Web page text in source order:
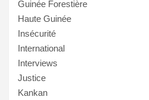
Guinée Forestière
Haute Guinée
Insécurité
International
Interviews
Justice
Kankan